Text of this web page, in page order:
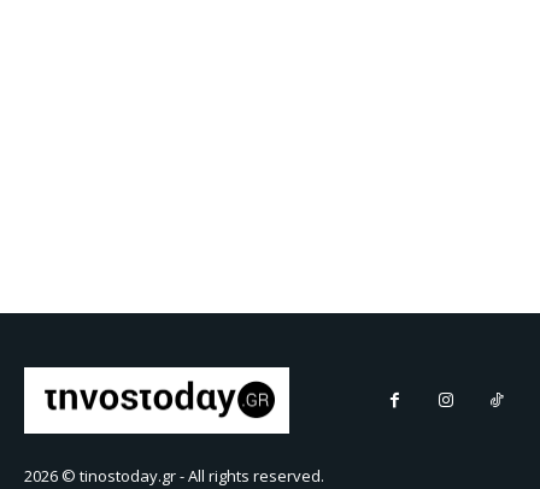
2026 © tinostoday.gr - All rights reserved.